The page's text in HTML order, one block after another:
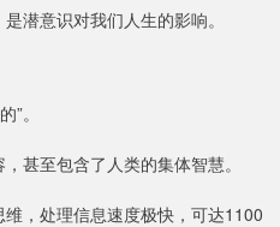
潜意识对我们人生的影响。
”。
甚至包含了人类的集体智慧。
，处理信息速度极快，可达1100